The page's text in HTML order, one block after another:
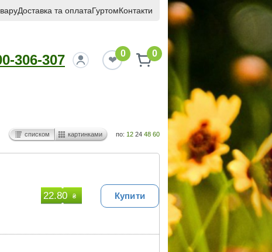
Доставка та оплатаГуртомКонтакти
306-307 0 0
по: 12 24 48 60
списком картинками
22.80 ₴ Купити